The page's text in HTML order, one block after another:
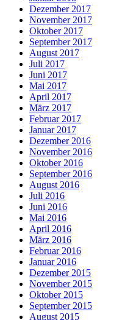
Dezember 2017
November 2017
Oktober 2017
September 2017
August 2017
Juli 2017
Juni 2017
Mai 2017
April 2017
März 2017
Februar 2017
Januar 2017
Dezember 2016
November 2016
Oktober 2016
September 2016
August 2016
Juli 2016
Juni 2016
Mai 2016
April 2016
März 2016
Februar 2016
Januar 2016
Dezember 2015
November 2015
Oktober 2015
September 2015
August 2015